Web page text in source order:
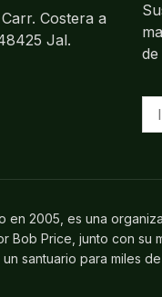
Costera a
Jal.
de
2005, es una
Price, junto con su
santuario para miles